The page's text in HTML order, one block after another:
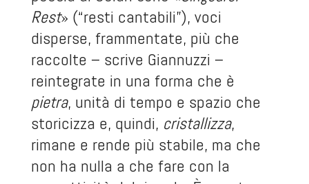
Rest» (“resti cantabili”), voci
disperse, frammentate, più che
raccolte – scrive Giannuzzi –
reintegrate in una forma che è
pietra, unità di tempo e spazio che
storicizza e, quindi, cristallizza,
rimane e rende più stabile, ma che
non ha nulla a che fare con la